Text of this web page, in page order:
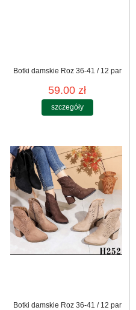
Botki damskie Roz 36-41 / 12 par
59.00 zł
szczegóły
Botki damskie Roz 36-41 / 12 par